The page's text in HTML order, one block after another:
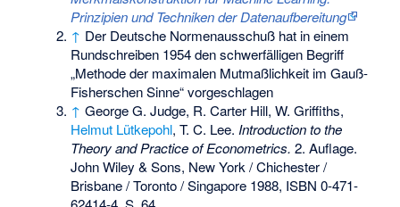
Prinzipien und Techniken der Datenaufbereitung
↑ Der Deutsche Normenausschuß hat in einem
Rundschreiben 1954 den schwerfälligen Begriff
„Methode der maximalen Mutmaßlichkeit im Gauß-
Fisherschen Sinne“ vorgeschlagen
↑ George G. Judge, R. Carter Hill, W. Griffiths,
Helmut Lütkepohl, T. C. Lee. Introduction to the
Theory and Practice of Econometrics. 2. Auflage.
John Wiley & Sons, New York / Chichester /
Brisbane / Toronto / Singapore 1988, ISBN 0-471-